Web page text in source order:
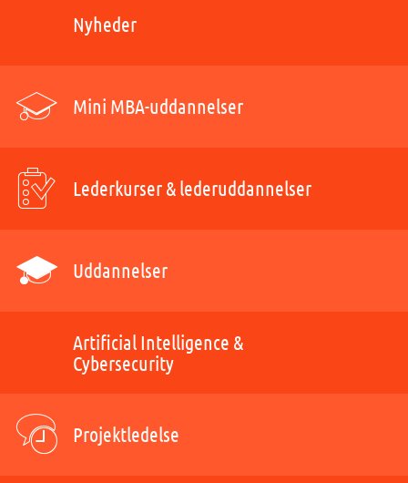
Nyheder
Mini MBA-uddannelser
Lederkurser & lederuddannelser
Uddannelser
Artificial Intelligence &
Cybersecurity
Projektledelse